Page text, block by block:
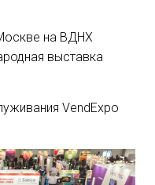
на ВДНХ
выставка
VendExpo